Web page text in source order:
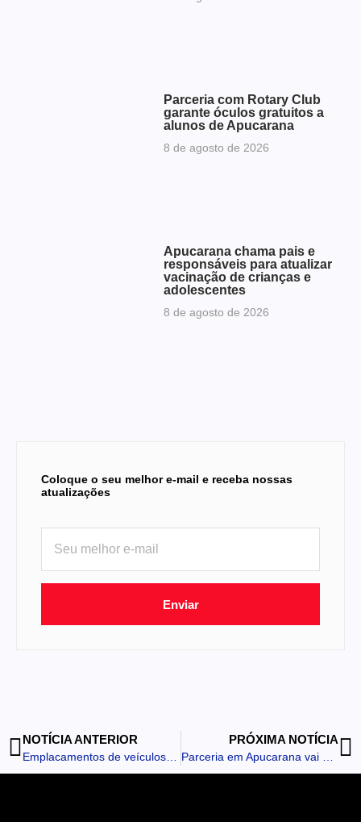
Parceria com Rotary Club
garante óculos gratuitos a
alunos de Apucarana
8 de agosto de 2026
Apucarana chama pais e
responsáveis para atualizar
vacinação de crianças e
adolescentes
8 de agosto de 2026
Coloque o seu melhor e-mail e receba nossas
atualizações
Enviar
NOTÍCIA ANTERIOR PRÓXIMA NOTÍCIA